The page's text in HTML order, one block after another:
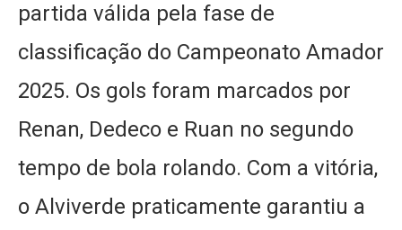
partida válida pela fase de
classificação do Campeonato Amador
2025. Os gols foram marcados por
Renan, Dedeco e Ruan no segundo
tempo de bola rolando. Com a vitória,
o Alviverde praticamente garantiu a